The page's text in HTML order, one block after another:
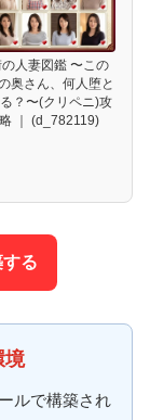
人妻図鑑 〜この
奥さん、何人堕と
？〜(クリペニ)攻
略 ｜ (d_782119)
る
境
ルで構築され